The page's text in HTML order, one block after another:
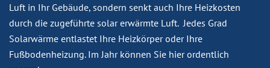
Luft in Ihr Gebäude, sondern senkt auch Ihre Heizkosten
durch die zugeführte solar erwärmte Luft. Jedes Grad
Solarwärme entlastet Ihre Heizkörper oder Ihre
Fußbodenheizung. Im Jahr können Sie hier ordentlich